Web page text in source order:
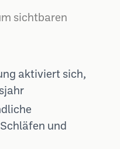
sichtbaren
aktiviert sich,
und